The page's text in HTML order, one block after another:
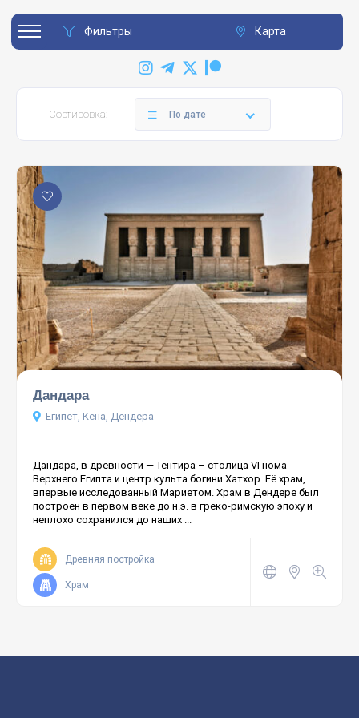
Фильтры Карта
Сортировка: По дате
Дандара
Египет, Кена, Дендера
Дандара, в древности — Тентира – столица VI нома
Верхнего Египта и центр культа богини Хатхор. Её храм,
впервые исследованный Мариетом. Храм в Дендере был
построен в первом веке до н.э. в греко-римскую эпоху и
неплохо сохранился до наших ...
Древняя постройка
Храм